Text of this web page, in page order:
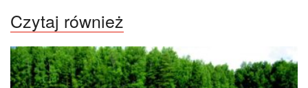
Czytaj również